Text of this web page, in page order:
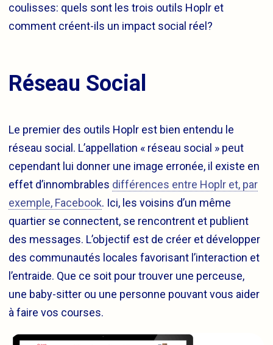
coulisses: quels sont les trois outils Hoplr et
comment créent-ils un impact social réel?
Réseau Social
Le premier des outils Hoplr est bien entendu le
réseau social. L’appellation « réseau social » peut
cependant lui donner une image erronée, il existe en
effet d’innombrables différences entre Hoplr et, par
exemple, Facebook. Ici, les voisins d’un même
quartier se connectent, se rencontrent et publient
des messages. L’objectif est de créer et développer
des communautés locales favorisant l’interaction et
l’entraide. Que ce soit pour trouver une perceuse,
une baby-sitter ou une personne pouvant vous aider
à faire vos courses.